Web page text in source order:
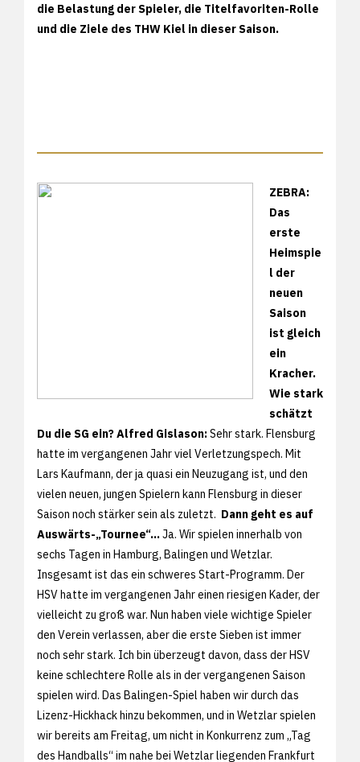
die Belastung der Spieler, die Titelfavoriten-Rolle
und die Ziele des THW Kiel in dieser Saison.
ZEBRA:
Das
erste
Heimspie
l der
neuen
Saison
ist gleich
ein
Kracher.
Wie stark
schätzt
Du die SG ein?Alfred Gislason:Sehr stark. Flensburg
hatte im vergangenen Jahr viel Verletzungspech. Mit
Lars Kaufmann, der ja quasi ein Neuzugang ist, und den
vielen neuen, jungen Spielern kann Flensburg in dieser
Saison noch stärker sein als zuletzt. Dann geht es auf
Auswärts-„Tournee“…Ja. Wir spielen innerhalb von
sechs Tagen in Hamburg, Balingen und Wetzlar.
Insgesamt ist das ein schweres Start-Programm. Der
HSV hatte im vergangenen Jahr einen riesigen Kader, der
vielleicht zu groß war. Nun haben viele wichtige Spieler
den Verein verlassen, aber die erste Sieben ist immer
noch sehr stark. Ich bin überzeugt davon, dass der HSV
keine schlechtere Rolle als in der vergangenen Saison
spielen wird. Das Balingen-Spiel haben wir durch das
Lizenz-Hickhack hinzu bekommen, und in Wetzlar spielen
wir bereits am Freitag, um nicht in Konkurrenz zum „Tag
des Handballs“ im nahe bei Wetzlar liegenden Frankfurt